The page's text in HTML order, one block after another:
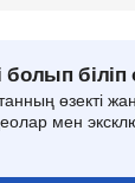
болып
өзекті
мен